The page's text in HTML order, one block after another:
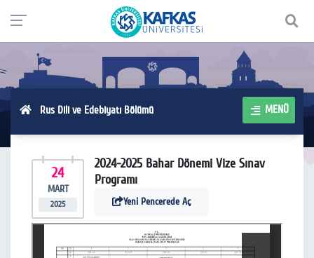
Rus Dili ve Edebiyatı Bölümü MENÜ
24
MART
2025
2024-2025 Bahar Dönemi Vize Sınav
Programı
Yeni Pencerede Aç